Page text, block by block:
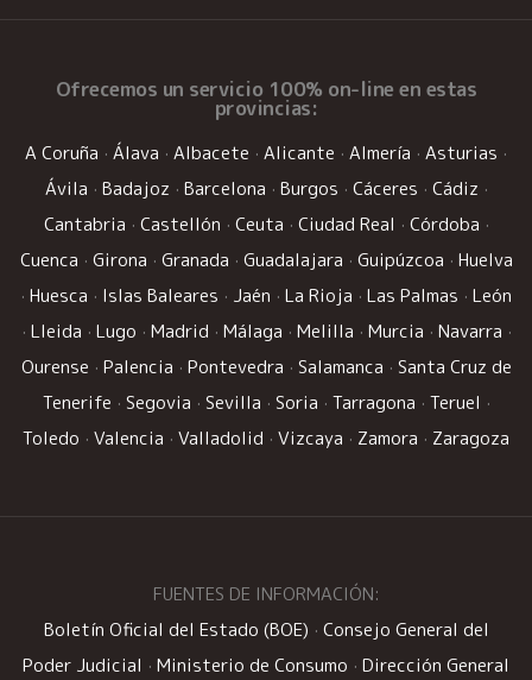
Ofrecemos un servicio 100% on-line en estas
provincias:
A Coruña · Álava · Albacete · Alicante · Almería · Asturias ·
Ávila · Badajoz · Barcelona · Burgos · Cáceres · Cádiz ·
Cantabria · Castellón · Ceuta · Ciudad Real · Córdoba ·
Cuenca · Girona · Granada · Guadalajara · Guipúzcoa · Huelva
· Huesca · Islas Baleares · Jaén · La Rioja · Las Palmas · León
· Lleida · Lugo · Madrid · Málaga · Melilla · Murcia · Navarra ·
Ourense · Palencia · Pontevedra · Salamanca · Santa Cruz de
Tenerife · Segovia · Sevilla · Soria · Tarragona · Teruel ·
Toledo · Valencia · Valladolid · Vizcaya · Zamora · Zaragoza
FUENTES DE INFORMACIÓN:
Boletín Oficial del Estado (BOE) · Consejo General del
Poder Judicial · Ministerio de Consumo · Dirección General